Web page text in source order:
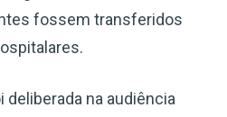
fossem transferidos
deliberada na audiência